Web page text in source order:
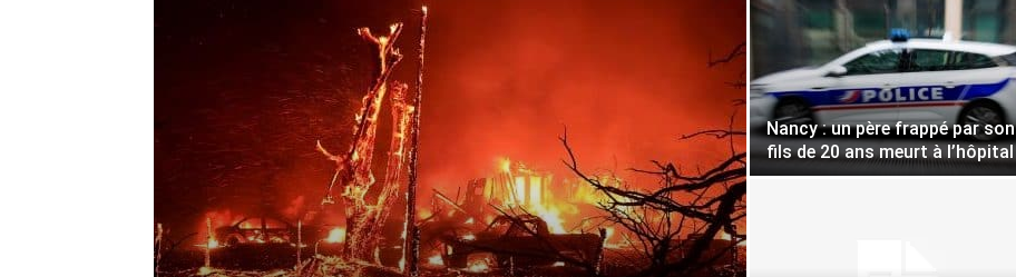
Nancy : un père frappé par son
fils de 20 ans meurt à l’hôpital